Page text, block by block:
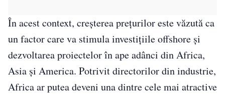
În acest context, creșterea prețurilor este văzută ca
un factor care va stimula investițiile offshore și
dezvoltarea proiectelor în ape adânci din Africa,
Asia și America. Potrivit directorilor din industrie,
Africa ar putea deveni una dintre cele mai atractive